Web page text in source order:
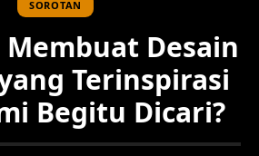
SOROTAN
Desain
Terinspirasi
Begitu Dicari?